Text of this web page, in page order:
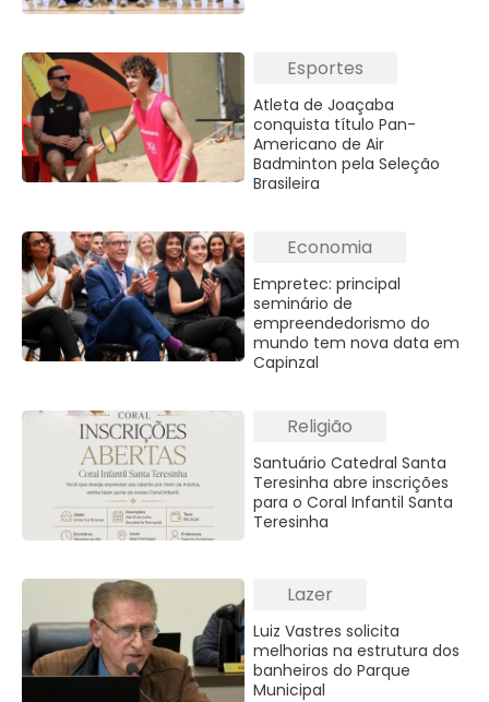
Esportes
Atleta de Joaçaba
conquista título Pan-
Americano de Air
Badminton pela Seleção
Brasileira
Economia
Empretec: principal
seminário de
empreendedorismo do
mundo tem nova data em
Capinzal
Religião
Santuário Catedral Santa
Teresinha abre inscrições
para o Coral Infantil Santa
Teresinha
Lazer
Luiz Vastres solicita
melhorias na estrutura dos
banheiros do Parque
Municipal